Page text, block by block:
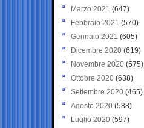
Marzo 2021 (647)
Febbraio 2021 (570)
Gennaio 2021 (605)
Dicembre 2020 (619)
Novembre 2020 (575)
Ottobre 2020 (638)
Settembre 2020(465)
Agosto 2020 (588)
Luglio 2020 (597)